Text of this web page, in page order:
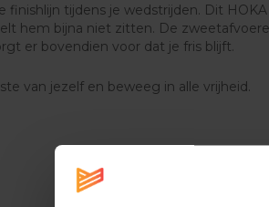
finishlijn tijdens je wedstrijden. Dit
hem bijna niet zitten. De
er bovendien voor dat je fris blijft.
van jezelf en beweeg in alle vrijheid.